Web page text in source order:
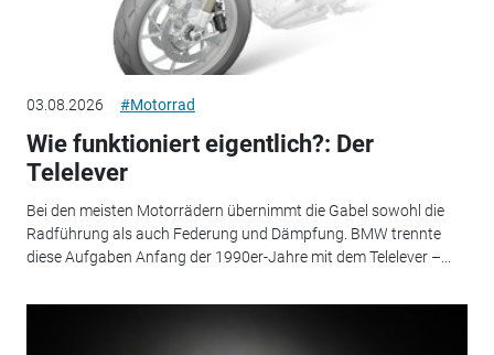
03.08.2026 #Motorrad
Wie funktioniert eigentlich?: Der
Telelever
Bei den meisten Motorrädern übernimmt die Gabel sowohl die
Radführung als auch Federung und Dämpfung. BMW trennte
diese Aufgaben Anfang der 1990er-Jahre mit dem Telelever –...